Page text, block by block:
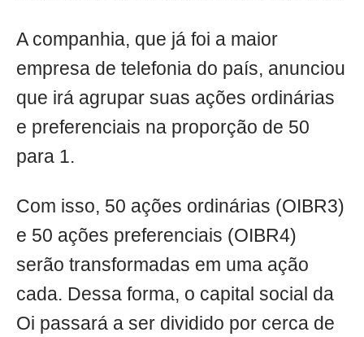
A companhia, que já foi a maior
empresa de telefonia do país, anunciou
que irá agrupar suas ações ordinárias
e preferenciais na proporção de 50
para 1.
Com isso, 50 ações ordinárias (OIBR3)
e 50 ações preferenciais (OIBR4)
serão transformadas em uma ação
cada. Dessa forma, o capital social da
Oi passará a ser dividido por cerca de